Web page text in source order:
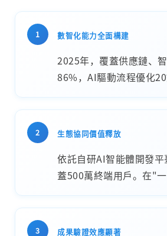
1 數智化能力全面構建
2025年，覆蓋供應鏈、
86%，AI驅動流程優化
2 生態協同價值釋放
依託自研AI智能體開發
蓋500萬終端用戶。在"
3 成果驗證效應顯著